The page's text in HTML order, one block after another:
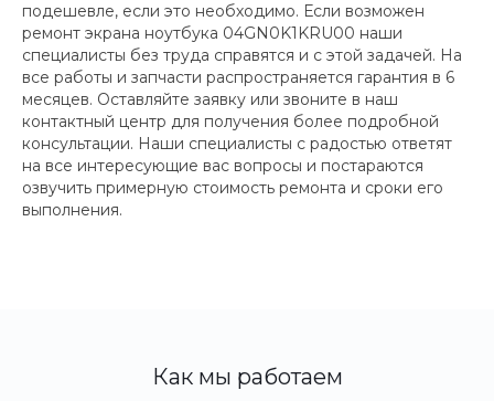
подешевле, если это необходимо. Если возможен
ремонт экрана ноутбука 04GN0K1KRU00 наши
специалисты без труда справятся и с этой задачей. На
все работы и запчасти распространяется гарантия в 6
месяцев. Оставляйте заявку или звоните в наш
контактный центр для получения более подробной
консультации. Наши специалисты с радостью ответят
на все интересующие вас вопросы и постараются
озвучить примерную стоимость ремонта и сроки его
выполнения.
Как мы работаем